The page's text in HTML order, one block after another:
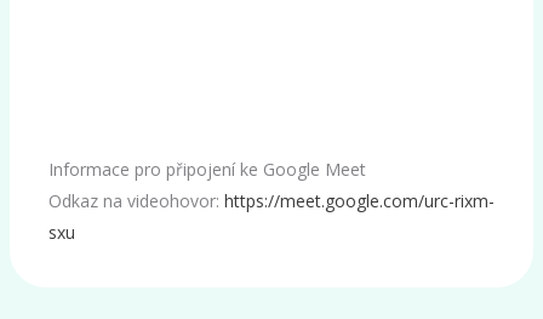
Informace pro připojení ke Google Meet
Odkaz na videohovor: https://meet.google.com/urc-rixm-
sxu